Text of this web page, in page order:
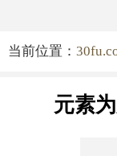
当前位置：
元素